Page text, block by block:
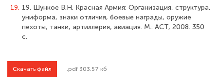
19. 19. Шункое В.Н. Красная Армия: Организация, структура,
униформа, знаки от­личия, боевые награды, оружие
пехоты, танки, артиллерия, авиация. М.: ACT, 2008. 350
с.
Скачать файл .pdf 303.57 кб